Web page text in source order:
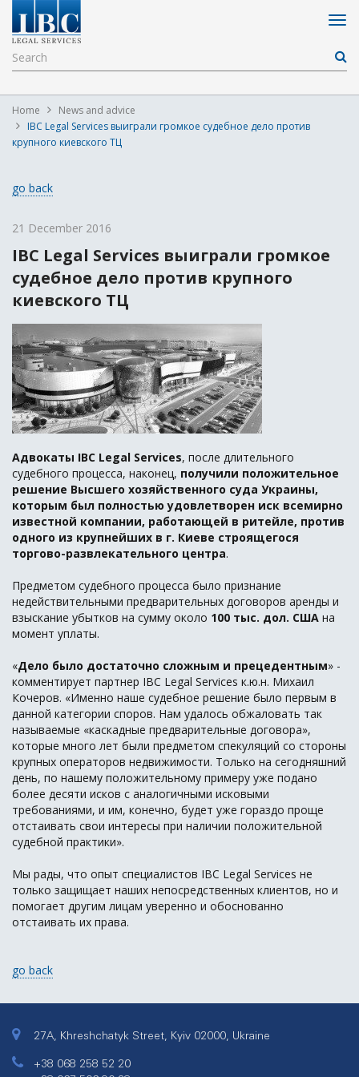
Home
News and advice
IBC Legal Services выиграли громкое судебное дело против
крупного киевского ТЦ
go back
21 December 2016
IBC Legal Services выиграли громкое
судебное дело против крупного
киевского ТЦ
Адвокаты IBC Legal Services, после длительного
судебного процесса, наконец, получили положительное
решение Высшего хозяйственного суда Украины,
которым был полностью удовлетворен иск всемирно
известной компании, работающей в ритейле, против
одного из крупнейших в г. Киеве строящегося
торгово-развлекательного центра.
Предметом судебного процесса было признание
недействительными предварительных договоров аренды и
взыскание убытков на сумму около 100 тыс. дол. США на
момент уплаты.
«Дело было достаточно сложным и прецедентным» -
комментирует партнер IBC Legal Services к.ю.н. Михаил
Кочеров. «Именно наше судебное решение было первым в
данной категории споров. Нам удалось обжаловать так
называемые «каскадные предварительные договора»,
которые много лет были предметом спекуляций со стороны
крупных операторов недвижимости. Только на сегодняшний
день, по нашему положительному примеру уже подано
более десяти исков с аналогичными исковыми
требованиями, и им, конечно, будет уже гораздо проще
отстаивать свои интересы при наличии положительной
судебной практики».
Мы рады, что опыт специалистов IBC Legal Services не
только защищает наших непосредственных клиентов, но и
помогает другим лицам уверенно и обоснованно
отстаивать их права.
go back
27A, Khreshchatyk Street, Kyiv 02000, Ukraine
+38 068 258 52 20